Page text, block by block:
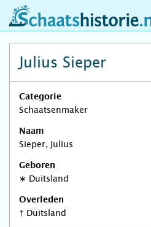
schaatshistorie.nl
Julius Sieper
Categorie
Schaatsenmaker
Naam
Sieper, Julius
Geboren
∗ Duitsland
Overleden
† Duitsland